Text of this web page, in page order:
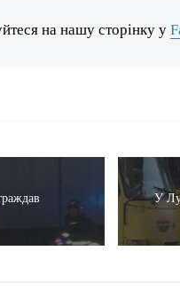
на нашу сторінку у
У